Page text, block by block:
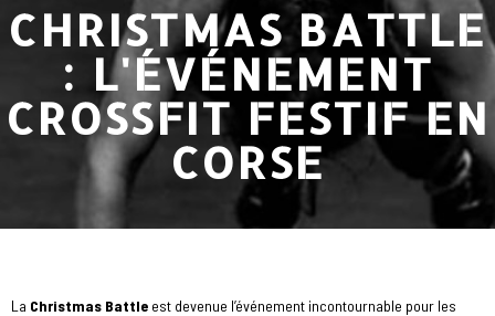
CHRISTMAS BATTLE
: L'ÉVÉNEMENT
CROSSFIT FESTIF EN
CORSE
La Christmas Battle est devenue l’événement incontournable pour les